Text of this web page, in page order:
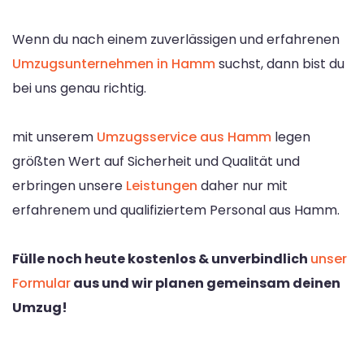
Wenn du nach einem zuverlässigen und erfahrenen
Umzugsunternehmen in Hammsuchst, dann bist du
bei uns genau richtig.
mit unserem Umzugsservice aus Hamm legen
größten Wert auf Sicherheit und Qualität und
erbringen unsere Leistungen daher nur mit
erfahrenem und qualifiziertem Personal aus Hamm.
Fülle noch heute kostenlos & unverbindlich unser
Formularaus und wir planen gemeinsam deinen
Umzug!